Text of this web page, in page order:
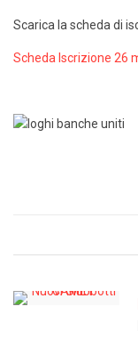
Scarica la scheda di
Scheda Iscrizione 26